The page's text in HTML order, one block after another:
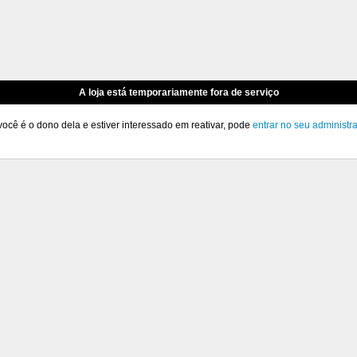
A loja está temporariamente fora de serviço
é o dono dela e estiver interessado em reativar, pode entrar no seu